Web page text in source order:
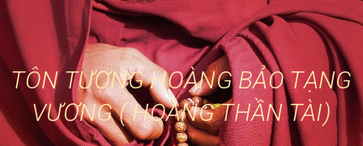
TRANG CHỦ GIỚI THIỆU SẢN PHẨM
TÔN TƯỢNG HOÀNG BẢO TẠNG
VƯƠNG ( HOÀNG THẦN TÀI)